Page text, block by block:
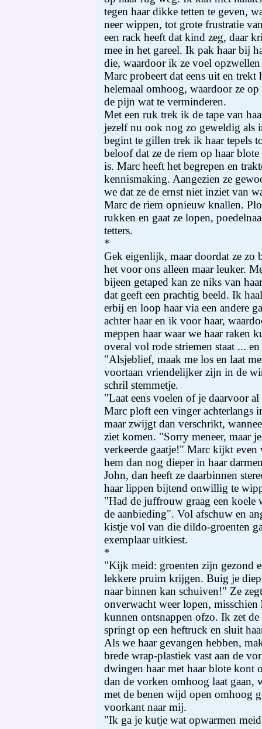
tegen haar dikke tetten te geven,
neer wippen, tot grote frustratie
een rack heeft dat kind zeg, daar
mee in het gareel. Ik pak haar bij
die, waardoor ik ze voel
Marc probeert dat eens uit en trekt
helemaal omhoog, waardoor ze op
de pijn wat te verminderen.
Met een ruk trek ik de tape van
jezelf nu ook nog zo geweldig als
begint te gillen trek ik haar tepels
beloof dat ze de riem op haar
is. Marc heeft het begrepen en
kennismaking. Aangezien ze
we dat ze de ernst niet inziet van
Marc de riem opnieuw knallen.
rukken en gaat ze lopen,
tetters.
*
Gek eigenlijk, maar doordat ze zo
het voor ons alleen maar leuker.
bijeen getaped kan ze niks van
dat geeft een prachtig beeld. Ik
erbij en loop haar via een andere
achter haar en ik voor haar,
meppen haar waar we haar raken
overal vol rode striemen staat ...
"Alsjeblief, maak me los en laat
voortaan vriendelijker zijn in de
schril stemmetje.
"Laat eens voelen of je daarvoor
Marc ploft een vinger achterlangs
maar zwijgt dan verschrikt,
ziet komen. "Sorry meneer, maar
verkeerde gaatje!" Marc kijkt
hem dan nog dieper in haar
John, dan heeft ze daarbinnen
haar lippen bijtend onwillig te
"Had de juffrouw graag een
de aanbieding". Vol afschuw en
kistje vol van die dildo-groenten
exemplaar uitkiest.
*
"Kijk meid: groenten zijn gezond
lekkere pruim krijgen. Buig je
naar binnen kan schuiven!" Ze
onverwacht weer lopen,
kunnen ontsnappen ofzo. Ik zet
springt op een heftruck en sluit
Als we haar gevangen hebben,
brede wrap-plastiek vast aan de
dwingen haar met haar blote kont
dan de vorken omhoog laat gaan,
met de benen wijd open omhoog
voorkant naar mij.
"Ik ga je kutje wat opwarmen